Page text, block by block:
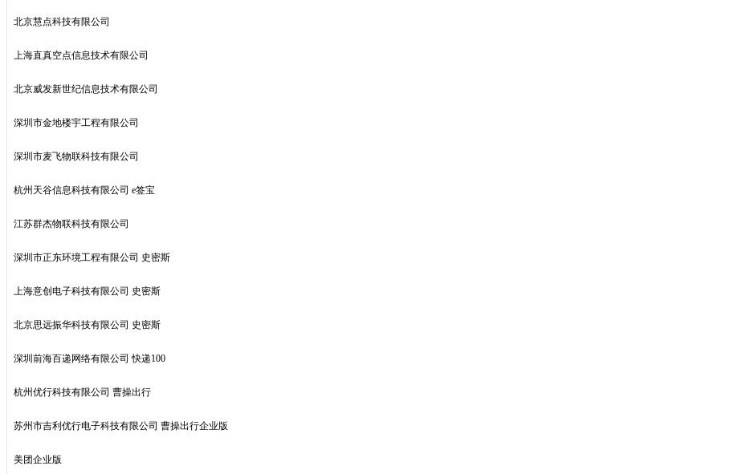
北京慧点科技有限公司
上海直真空点信息技术有限公司
北京威发新世纪信息技术有限公司
深圳市金地楼宇工程有限公司
深圳市麦飞物联科技有限公司
杭州天谷信息科技有限公司 e签宝
江苏群杰物联科技有限公司
深圳市正东环境工程有限公司 史密斯
上海意创电子科技有限公司 史密斯
北京思远振华科技有限公司 史密斯
深圳前海百递网络有限公司 快递100
杭州优行科技有限公司 曹操出行
苏州市吉利优行电子科技有限公司 曹操出行企业版
美团企业版